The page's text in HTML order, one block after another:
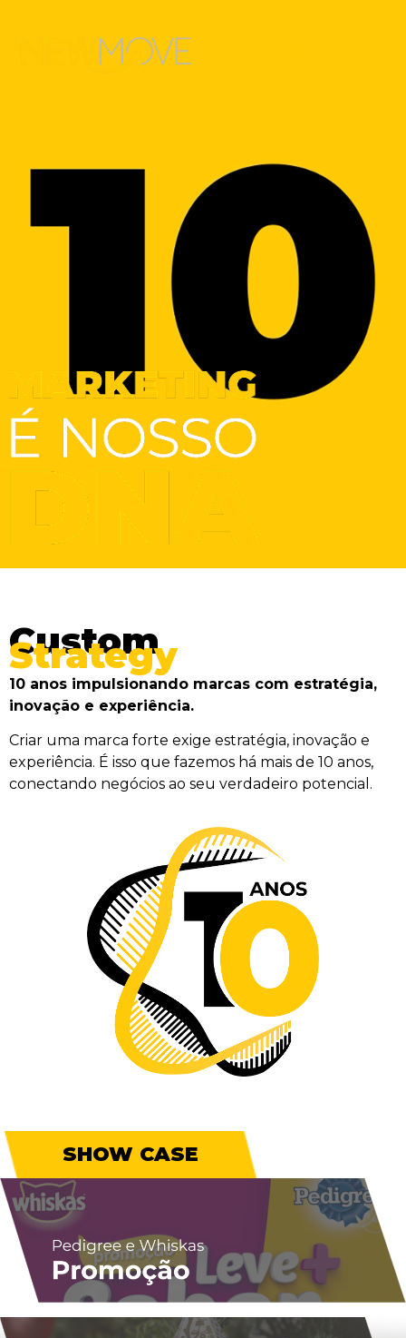
Custom
Strategy
10 anos impulsionando marcas com estratégia,
inovação e experiência.
Criar uma marca forte exige estratégia, inovação e
experiência. É isso que fazemos há mais de 10 anos,
conectando negócios ao seu verdadeiro potencial.
SHOW CASE